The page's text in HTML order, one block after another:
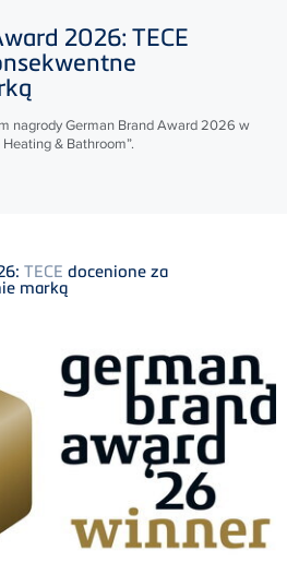
2026: TECE
nagrody German Brand Award 2026 w
& Bathroom”.
TECE docenione za
marką